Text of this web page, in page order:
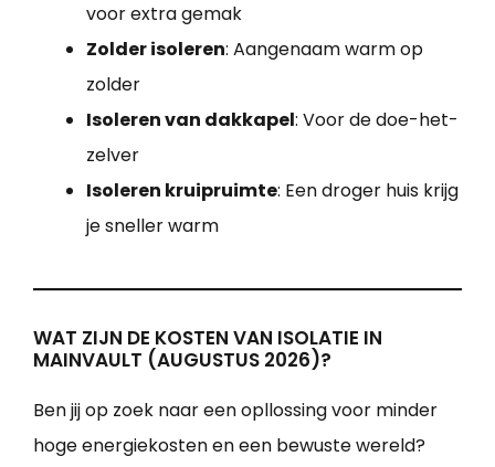
voor extra gemak
Zolder isoleren: Aangenaam warm op
zolder
Isoleren van dakkapel: Voor de doe-het-
zelver
Isoleren kruipruimte: Een droger huis krijg
je sneller warm
WAT ZIJN DE KOSTEN VAN ISOLATIE IN
MAINVAULT (AUGUSTUS 2026)?
Ben jij op zoek naar een opllossing voor minder
hoge energiekosten en een bewuste wereld?